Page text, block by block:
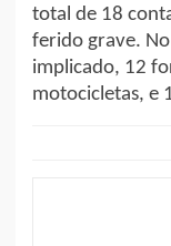
total de 18
ferido grave.
implicado, 12
motocicletas, e